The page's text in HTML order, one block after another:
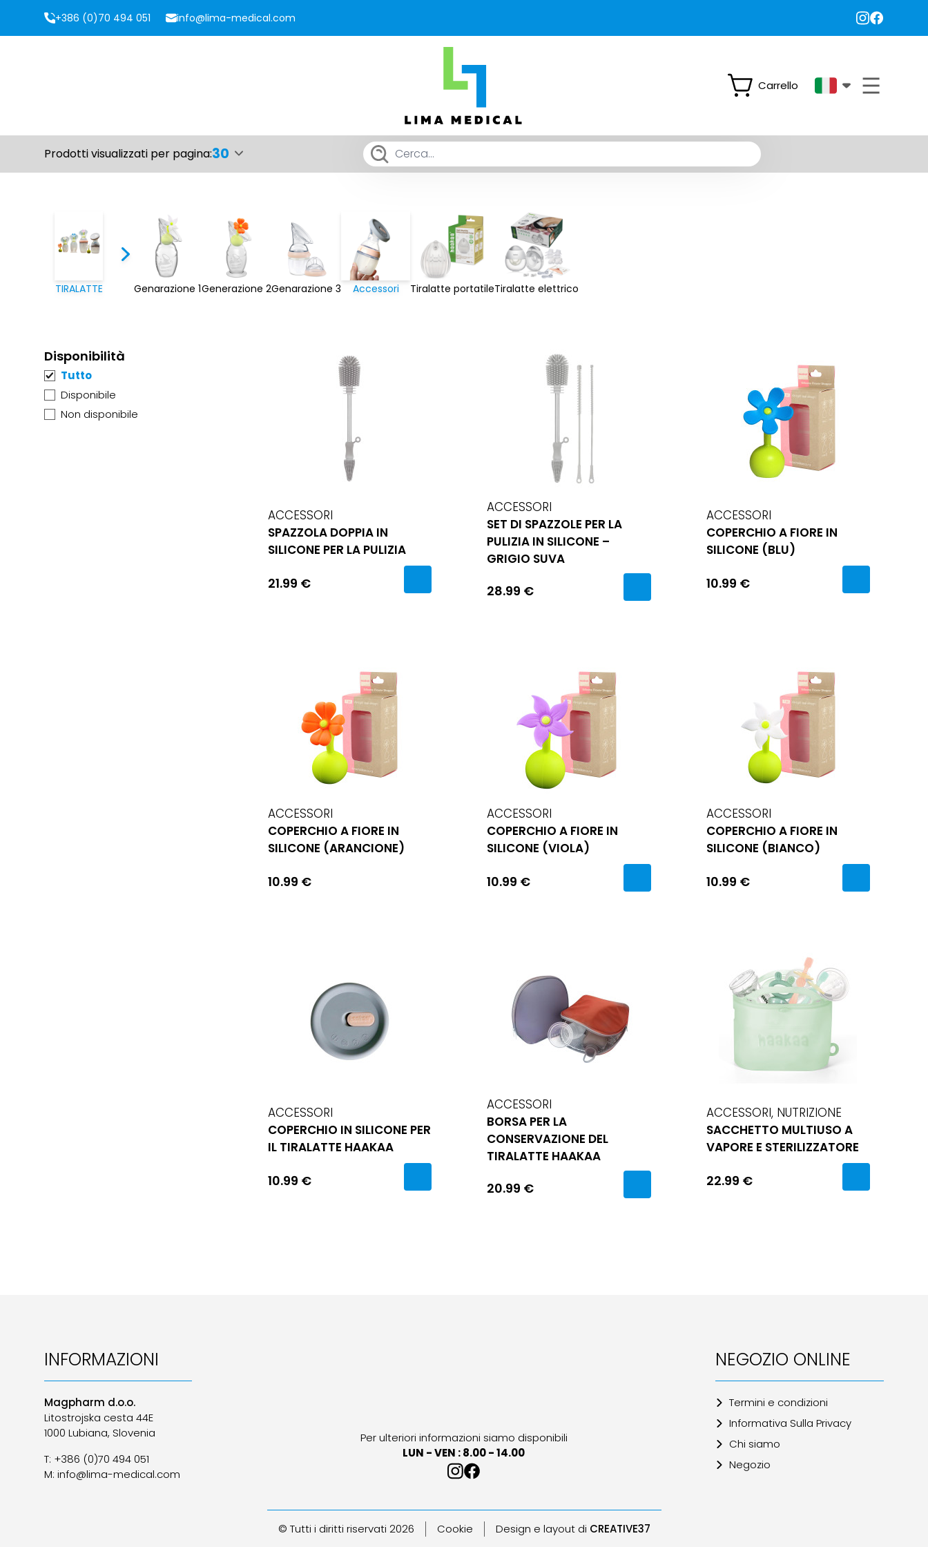
+386 (0)70 494 051 info@lima-medical.com
Carrello
Prodotti visualizzati per pagina:30
TIRALATTE Genarazione 1Generazione 2Genarazione 3 Accessori Tiralatte portatileTiralatte elettrico
Disponibilità
Tutto
Disponibile
Non disponibile
ACCESSORI
SPAZZOLA DOPPIA IN
SILICONE PER LA PULIZIA
21.99 €
ACCESSORI
SET DI SPAZZOLE PER LA
PULIZIA IN SILICONE –
GRIGIO SUVA
28.99 €
ACCESSORI
COPERCHIO A FIORE IN
SILICONE (BLU)
10.99 €
ACCESSORI
COPERCHIO A FIORE IN
SILICONE (ARANCIONE)
10.99 €
ACCESSORI
COPERCHIO A FIORE IN
SILICONE (VIOLA)
10.99 €
ACCESSORI
COPERCHIO A FIORE IN
SILICONE (BIANCO)
10.99 €
ACCESSORI
COPERCHIO IN SILICONE PER
IL TIRALATTE HAAKAA
10.99 €
ACCESSORI
BORSA PER LA
CONSERVAZIONE DEL
TIRALATTE HAAKAA
20.99 €
ACCESSORI, NUTRIZIONE
SACCHETTO MULTIUSO A
VAPORE E STERILIZZATORE
22.99 €
INFORMAZIONI
Magpharm d.o.o.
Litostrojska cesta 44E
1000 Lubiana, Slovenia
T: +386 (0)70 494 051
M: info@lima-medical.com
Per ulteriori informazioni siamo disponibili
LUN - VEN : 8.00 - 14.00
NEGOZIO ONLINE
Termini e condizioni
Informativa Sulla Privacy
Chi siamo
Negozio
© Tutti i diritti riservati 2026 Cookie Design e layout di CREATIVE37